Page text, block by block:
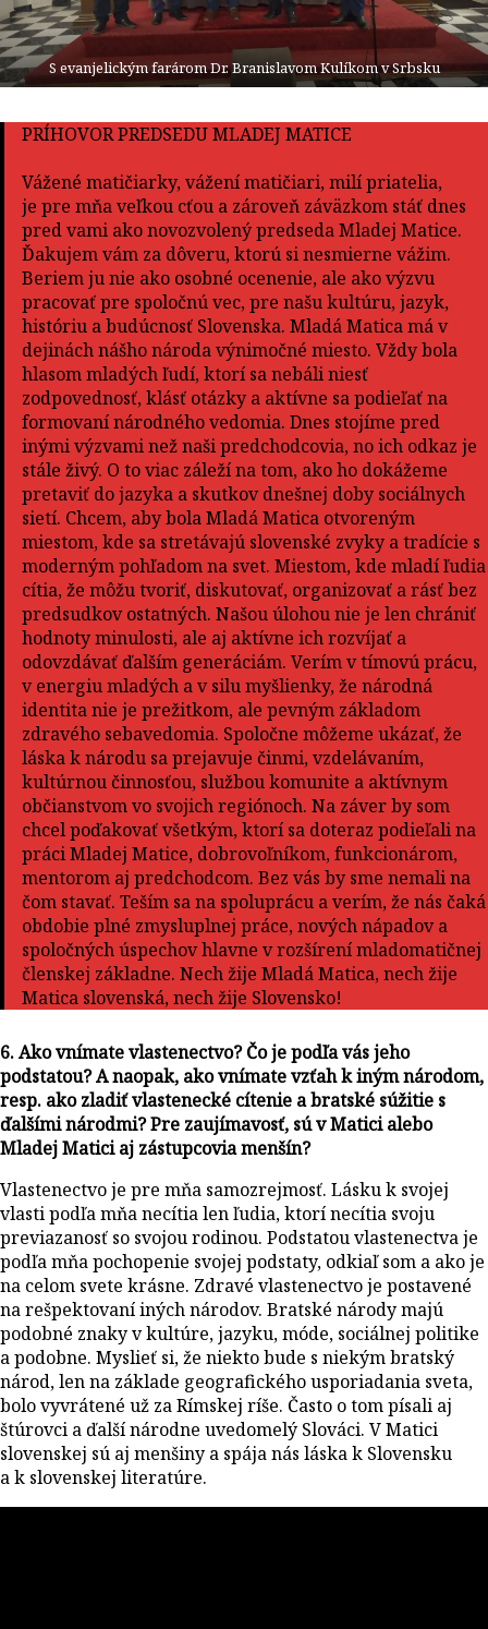
S evanjelickým farárom Dr. Branislavom Kulíkom v Srbsku
PRÍHOVOR PREDSEDU MLADEJ MATICE
Vážené matičiarky, vážení matičiari, milí priatelia,
je pre mňa veľkou cťou a zároveň záväzkom stáť dnes
pred vami ako novozvolený predseda Mladej Matice.
Ďakujem vám za dôveru, ktorú si nesmierne vážim.
Beriem ju nie ako osobné ocenenie, ale ako výzvu
pracovať pre spoločnú vec, pre našu kultúru, jazyk,
históriu a budúcnosť Slovenska. Mladá Matica má v
dejinách nášho národa výnimočné miesto. Vždy bola
hlasom mladých ľudí, ktorí sa nebáli niesť
zodpovednosť, klásť otázky a aktívne sa podieľať na
formovaní národného vedomia. Dnes stojíme pred
inými výzvami než naši predchodcovia, no ich odkaz je
stále živý. O to viac záleží na tom, ako ho dokážeme
pretaviť do jazyka a skutkov dnešnej doby sociálnych
sietí. Chcem, aby bola Mladá Matica otvoreným
miestom, kde sa stretávajú slovenské zvyky a tradície s
moderným pohľadom na svet. Miestom, kde mladí ľudia
cítia, že môžu tvoriť, diskutovať, organizovať a rásť bez
predsudkov ostatných. Našou úlohou nie je len chrániť
hodnoty minulosti, ale aj aktívne ich rozvíjať a
odovzdávať ďalším generáciám. Verím v tímovú prácu,
v energiu mladých a v silu myšlienky, že národná
identita nie je prežitkom, ale pevným základom
zdravého sebavedomia. Spoločne môžeme ukázať, že
láska k národu sa prejavuje činmi, vzdelávaním,
kultúrnou činnosťou, službou komunite a aktívnym
občianstvom vo svojich regiónoch. Na záver by som
chcel poďakovať všetkým, ktorí sa doteraz podieľali na
práci Mladej Matice, dobrovoľníkom, funkcionárom,
mentorom aj predchodcom. Bez vás by sme nemali na
čom stavať. Teším sa na spoluprácu a verím, že nás čaká
obdobie plné zmysluplnej práce, nových nápadov a
spoločných úspechov hlavne v rozšírení mladomatičnej
členskej základne. Nech žije Mladá Matica, nech žije
Matica slovenská, nech žije Slovensko!
6. Ako vnímate vlastenectvo? Čo je podľa vás jeho
podstatou? A naopak, ako vnímate vzťah k iným národom,
resp. ako zladiť vlastenecké cítenie a bratské súžitie s
ďalšími národmi? Pre zaujímavosť, sú v Matici alebo
Mladej Matici aj zástupcovia menšín?
Vlastenectvo je pre mňa samozrejmosť. Lásku k svojej
vlasti podľa mňa necítia len ľudia, ktorí necítia svoju
previazanosť so svojou rodinou. Podstatou vlastenectva je
podľa mňa pochopenie svojej podstaty, odkiaľ som a ako je
na celom svete krásne. Zdravé vlastenectvo je postavené
na rešpektovaní iných národov. Bratské národy majú
podobné znaky v kultúre, jazyku, móde, sociálnej politike
a podobne. Myslieť si, že niekto bude s niekým bratský
národ, len na základe geografického usporiadania sveta,
bolo vyvrátené už za Rímskej ríše. Často o tom písali aj
štúrovci a ďalší národne uvedomelý Slováci. V Matici
slovenskej sú aj menšiny a spája nás láska k Slovensku
a k slovenskej literatúre.